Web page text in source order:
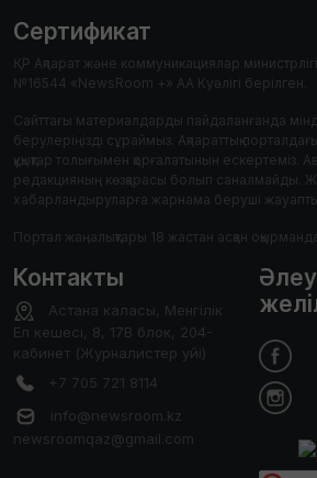
Сертификат
ҚР Ақпарат және коммуникациялар
№16544 «NewsRoom +» АА Куәлігі берілген.
Сайттағы материалдарды пайдаланғанда
берулеріңізді сұраймыз. Ақпараттық
құқықтар толығымен қорғалатынын ескертеміз.
редакцияның көзқарасы болып саналмайды.
хабарландыруларға жарнама беруші
Портал жаңалықтары 18 жастан асқан
Контакты
Астана каласы, Менгілік
Ел кешесі, 8, 17В блок, 204-
кабинет (Журналистер уйі)
+7 705 721 8114
info@newsroom.kz
newsroomqaz@gmail.com